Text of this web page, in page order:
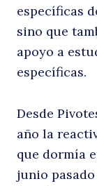
específicas
sino que
apoyo a
específicas.
Desde
año la
que dormía
junio